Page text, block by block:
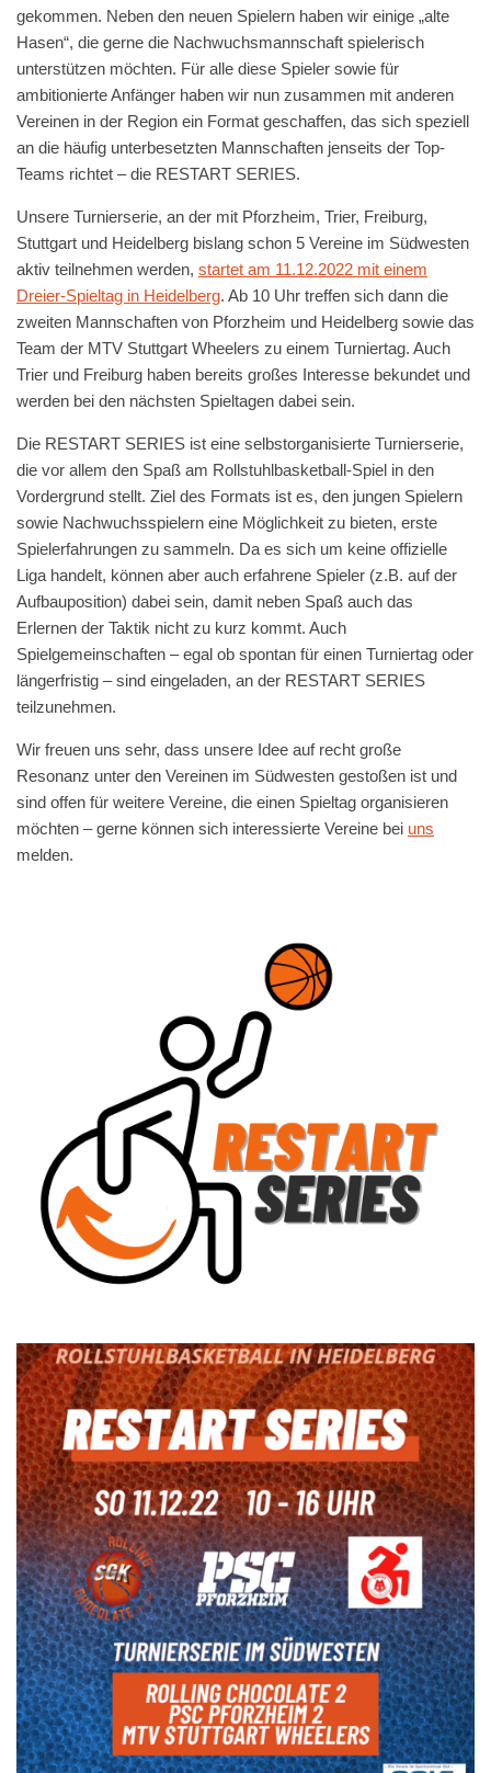
gekommen. Neben den neuen Spielern haben wir einige „alte
Hasen“, die gerne die Nachwuchsmannschaft spielerisch
unterstützen möchten. Für alle diese Spieler sowie für
ambitionierte Anfänger haben wir nun zusammen mit anderen
Vereinen in der Region ein Format geschaffen, das sich speziell
an die häufig unterbesetzten Mannschaften jenseits der Top-
Teams richtet – die RESTART SERIES.
Unsere Turnierserie, an der mit Pforzheim, Trier, Freiburg,
Stuttgart und Heidelberg bislang schon 5 Vereine im Südwesten
aktiv teilnehmen werden, startet am 11.12.2022 mit einem
Dreier-Spieltag in Heidelberg. Ab 10 Uhr treffen sich dann die
zweiten Mannschaften von Pforzheim und Heidelberg sowie das
Team der MTV Stuttgart Wheelers zu einem Turniertag. Auch
Trier und Freiburg haben bereits großes Interesse bekundet und
werden bei den nächsten Spieltagen dabei sein.
Die RESTART SERIES ist eine selbstorganisierte Turnierserie,
die vor allem den Spaß am Rollstuhlbasketball-Spiel in den
Vordergrund stellt. Ziel des Formats ist es, den jungen Spielern
sowie Nachwuchsspielern eine Möglichkeit zu bieten, erste
Spielerfahrungen zu sammeln. Da es sich um keine offizielle
Liga handelt, können aber auch erfahrene Spieler (z.B. auf der
Aufbauposition) dabei sein, damit neben Spaß auch das
Erlernen der Taktik nicht zu kurz kommt. Auch
Spielgemeinschaften – egal ob spontan für einen Turniertag oder
längerfristig – sind eingeladen, an der RESTART SERIES
teilzunehmen.
Wir freuen uns sehr, dass unsere Idee auf recht große
Resonanz unter den Vereinen im Südwesten gestoßen ist und
sind offen für weitere Vereine, die einen Spieltag organisieren
möchten – gerne können sich interessierte Vereine bei uns
melden.